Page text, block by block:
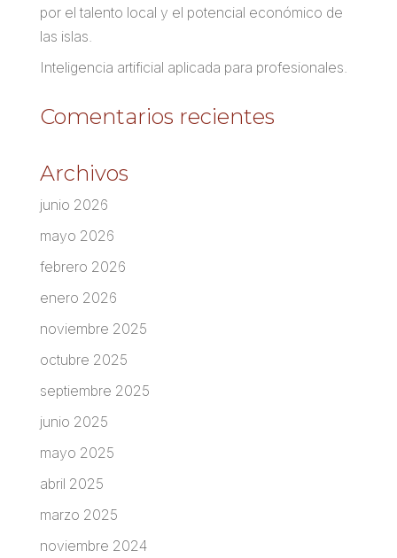
por el talento local y el potencial económico de
las islas.
Inteligencia artificial aplicada para profesionales.
Comentarios recientes
Archivos
junio 2026
mayo 2026
febrero 2026
enero 2026
noviembre 2025
octubre 2025
septiembre 2025
junio 2025
mayo 2025
abril 2025
marzo 2025
noviembre 2024